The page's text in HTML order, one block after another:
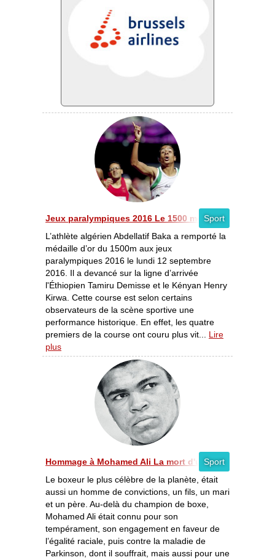
Sport
Jeux paralympiques 2016 Le 1500 mètres plus rapide
L’athlète algérien Abdellatif Baka a remporté la
médaille d’or du 1500m aux jeux
paralympiques 2016 le lundi 12 septembre
2016. Il a devancé sur la ligne d’arrivée
l'Éthiopien Tamiru Demisse et le Kényan Henry
Kirwa. Cette course est selon certains
observateurs de la scène sportive une
performance historique. En effet, les quatre
premiers de la course ont couru plus vit... Lire
plus
Sport
Hommage à Mohamed Ali La mort d'une légende du
Le boxeur le plus célèbre de la planète, était
aussi un homme de convictions, un fils, un mari
et un père. Au-delà du champion de boxe,
Mohamed Ali était connu pour son
tempérament, son engagement en faveur de
l’égalité raciale, puis contre la maladie de
Parkinson, dont il souffrait, mais aussi pour une